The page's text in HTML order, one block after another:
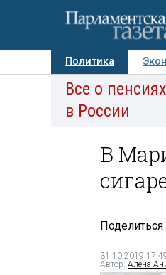
Политика
Авторы
Все о пенсиях
в России
В
Поделиться
31.10.2019
Автор: Алёна